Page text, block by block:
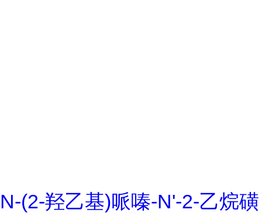
N-(2-羟乙基)哌嗪-N'-2-乙烷磺